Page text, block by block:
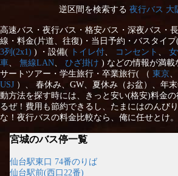
逆区間を検索する 夜行バス
高速バス・夜行バス・格安バス・深夜バス・
線・料金(片道、往復)・当日予約・バスタイプ
3列(2x1) ) ・設備( トイレ付 コンセント
車
無線LAN ひざ掛け ) などの情報が満載
サートツアー・学生旅行・卒業旅行( （ 東京
USJ ）、 春休み、GW、夏休み（お盆）、年
動方法を探す時には、きっと安い(格安)料金
るぜ！費用も節約できるし、たまにはのんび
な！夜行バスの料金比較なら、俺に任せとけ。
宮城のバス停一覧
仙台駅東口 74番のりば
仙台駅前(西口22番)